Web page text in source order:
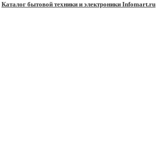
Каталог бытовой техники и электроники Infomart.ru